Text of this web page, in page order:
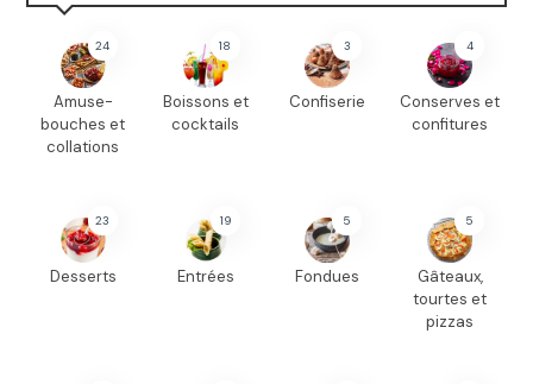
24
Amuse-
bouches et
collations
18
Boissons et
cocktails
3
Confiserie
4
Conserves et
confitures
23
Desserts
19
Entrées
5
Fondues
5
Gâteaux,
tourtes et
pizzas